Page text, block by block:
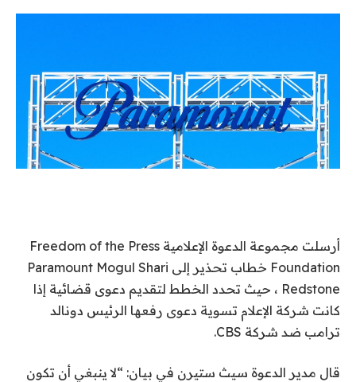
أرسلت مجموعة الدعوة الإعلامية Freedom of the Press
Foundation خطاب تحذير إلى Paramount Mogul Shari
Redstone ، حيث تحدد الخطط لتقديم دعوى قضائية إذا
كانت شركة الإعلام تسوية دعوى رفعها الرئيس دونالد
ترامب ضد شركة CBS.
قال مدير الدعوة سيث ستيرن في بيان: “لا ينبغي أن تكون